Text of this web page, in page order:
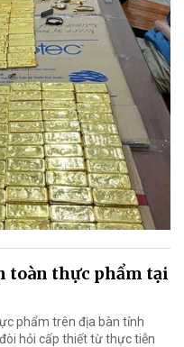
toàn thực phẩm tại
phẩm trên địa bàn tỉnh
hỏi cấp thiết từ thực tiễn